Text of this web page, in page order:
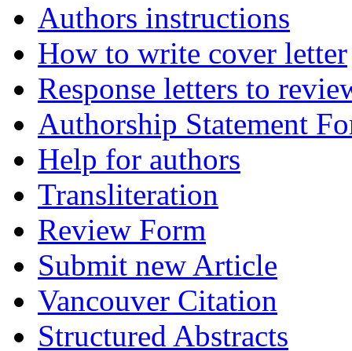
Authors instructions
How to write cover letter
Response letters to
Authorship Statement
Help for authors
Transliteration
Review Form
Submit new Article
Vancouver Citation
Structured Abstracts